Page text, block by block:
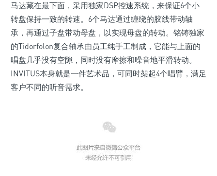
马达藏在最下面，采用独家DSP控速系统，来保证6个小
转盘保持一致的转速。6个马达通过缠绕的胶线带动轴
承，再通过子盘带动母盘，以实现母盘的转动。铭铸独家
的Tidorfolon复合轴承由员工纯手工制成，它能与上面的
唱盘几乎没有空隙，同时没有摩擦和噪音地平滑转动。
INVITUS本身就是一件艺术品，可同时架起4个唱臂，满足
客户不同的听音需求。